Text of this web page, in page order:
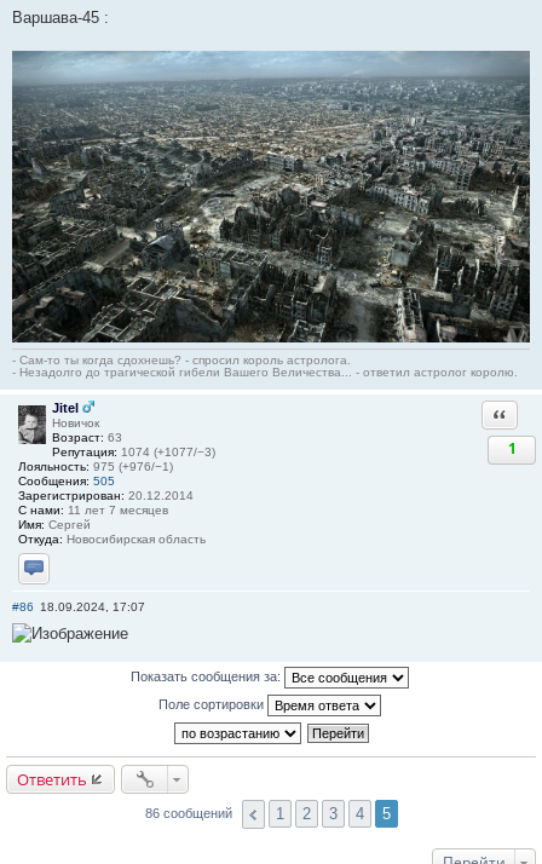
Варшава-45 :
- Сам-то ты когда сдохнешь? - спросил король астролога.
- Незадолго до трагической гибели Вашего Величества... - ответил астролог королю.
Jitel
Новичок
Возраст: 63
Репутация: 1074 (+1077/−3)
Лояльность: 975 (+976/−1)
Сообщения: 505
Зарегистрирован: 20.12.2014
С нами: 11 лет 7 месяцев
Имя: Сергей
Откуда: Новосибирская область
Отправить личное сообщение
1
#86 18.09.2024, 17:07
Показать сообщения за:
Поле сортировки
Ответить
86 сообщений 1 2 3 4 5